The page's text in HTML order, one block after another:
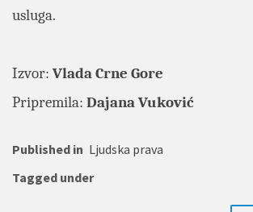
usluga.
Izvor: Vlada Crne Gore
Pripremila: Dajana Vuković
Published in Ljudska prava
Tagged under